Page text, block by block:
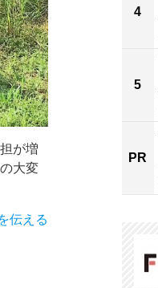
が増
大変
伝える
4
5
PR